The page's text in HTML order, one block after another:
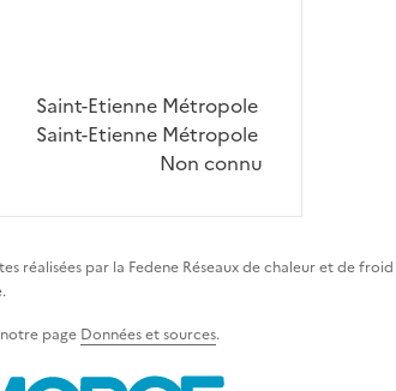
Saint-Etienne Métropole
Saint-Etienne Métropole
Non connu
réalisées par la Fedene Réseaux de chaleur et de
page Données et sources.